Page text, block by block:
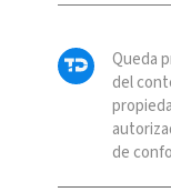
Queda
del
de